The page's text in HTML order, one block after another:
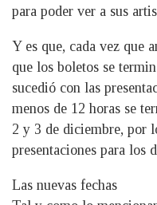
para poder ver a sus
Y es que, cada vez que
que los boletos se
sucedió con las
menos de 12 horas se
2 y 3 de diciembre, por
presentaciones para los
Las nuevas fechas